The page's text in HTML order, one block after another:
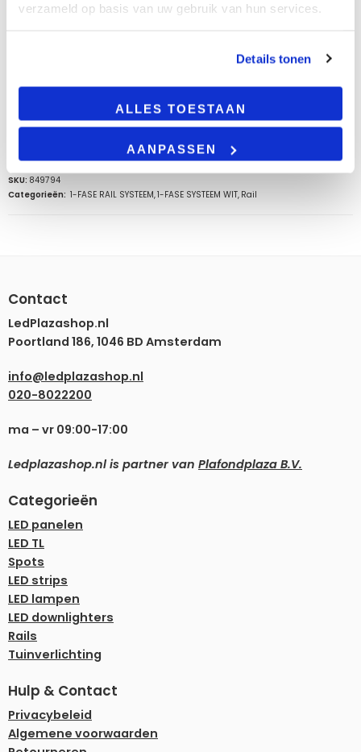
verzameld op basis van uw gebruik van hun services.
Details tonen
ALLES TOESTAAN
AANPASSEN
Garantie
SKU: 849794
Categorieën: 1-FASE RAIL SYSTEEM,1-FASE SYSTEEM WIT, Rail
Contact
LedPlazashop.nl
Poortland 186, 1046 BD Amsterdam
info@ledplazashop.nl
020-8022200
ma – vr 09:00-17:00
Ledplazashop.nl is partner van Plafondplaza B.V.
Categorieën
LED panelen
LED TL
Spots
LED strips
LED lampen
LED downlighters
Rails
Tuinverlichting
Hulp & Contact
Privacybeleid
Algemene voorwaarden